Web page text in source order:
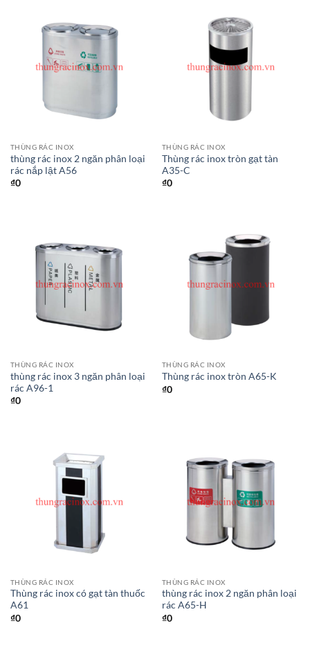
THÙNG RÁC INOX
thùng rác inox 2 ngăn phân loại
rác nắp lật A56
₫0
THÙNG RÁC INOX
Thùng rác inox tròn gạt tàn
A35-C
₫0
THÙNG RÁC INOX
thùng rác inox 3 ngăn phân loại
rác A96-1
₫0
THÙNG RÁC INOX
Thùng rác inox tròn A65-K
₫0
THÙNG RÁC INOX
Thùng rác inox có gạt tàn thuốc
A61
₫0
THÙNG RÁC INOX
thùng rác inox 2 ngăn phân loại
rác A65-H
₫0